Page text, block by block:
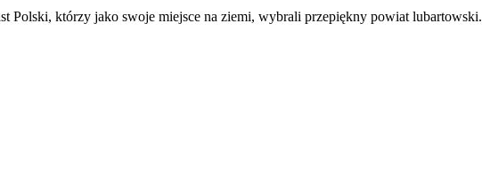
Polski, którzy jako swoje miejsce na ziemi, wybrali przepiękny powiat lubartowski.